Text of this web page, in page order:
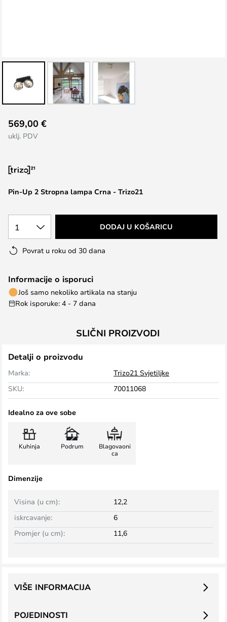
to
the
of
the
images
Pin-Up 2 Stropna lampa Crna - Trizo21
569,00 €
uklj. PDV
1 DODAJ U KOŠARICU
Povrat u roku od 30 dana
Informacije o isporuci
Još samo nekoliko artikala na stanju
Rok isporuke: 4 - 7 dana
SLIČNI PROIZVODI
Detalji o proizvodu
Marka:
Trizo21 Svjetiljke
SKU:
70011068
Idealno za ove sobe
Kuhinja Podrum
Blagovaoni
ca
Dimenzije
Visina (u cm):
12,2
iskrcavanje:
6
Promjer (u cm):
11,6
POJEDINOSTI
VIŠE INFORMACIJA